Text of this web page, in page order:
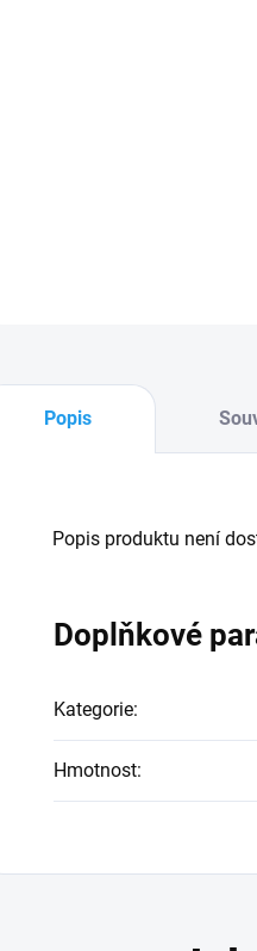
Popis
Popis produktu není
Doplňkové
Kategorie:
Hmotnost: